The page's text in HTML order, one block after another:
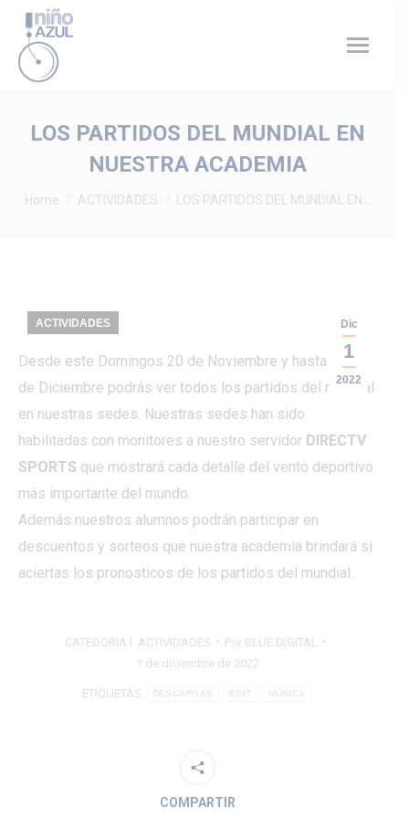
LOS PARTIDOS DEL MUNDIAL EN
NUESTRA ACADEMIA
You are here:
Home ACTIVIDADES LOS PARTIDOS DEL MUNDIAL EN…
Dic
1
2022
ACTIVIDADES
Desde este Domingos 20 de Noviembre y hasta el 18
de Diciembre podrás ver todos los partidos del mundial
en nuestras sedes. Nuestras sedes han sido
habilitadas con monitores a nuestro servidor DIRECTV
SPORTS que mostrará cada detalle del vento deportivo
más importante del mundo.
Además nuestros alumnos podrán participar en
descuentos y sorteos que nuestra academia brindará si
aciertas los pronosticos de los partidos del mundial.
CATEGORIA l ACTIVIDADES Por BLUE DIGITAL
1 de diciembre de 2022
ETIQUETAS DESCARGAS EDIT MÚSICA
COMPARTIR